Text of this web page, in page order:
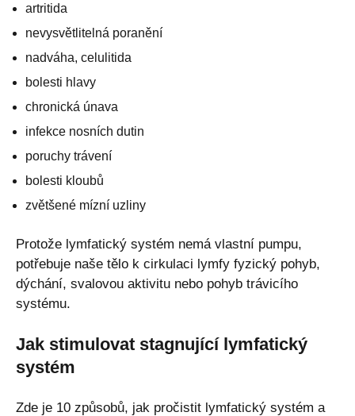
artritida
nevysvětlitelná poranění
nadváha, celulitida
bolesti hlavy
chronická únava
infekce nosních dutin
poruchy trávení
bolesti kloubů
zvětšené mízní uzliny
Protože lymfatický systém nemá vlastní pumpu,
potřebuje naše tělo k cirkulaci lymfy fyzický pohyb,
dýchání, svalovou aktivitu nebo pohyb trávicího
systému.
Jak stimulovat stagnující lymfatický
systém
Zde je 10 způsobů, jak pročistit lymfatický systém a